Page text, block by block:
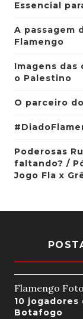
Essencial
A passagem
Flamengo
Imagens das
o Palestino
O parceiro
Poderosas
faltando? /
Jogo Fla x
Flamengo
10 jogadores
Botafogo